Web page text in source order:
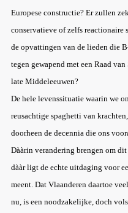
Europese constructie? Er zullen
conservatieve of zelfs reactionaire
de opvattingen van de lieden die
tegen gewapend met een Raad
late Middeleeuwen?
De hele levenssituatie waarin we
reusachtige spaghetti van
doorheen de decennia die ons
Dààrin verandering brengen om
dààr ligt de echte uitdaging voor
meent. Dat Vlaanderen daartoe
nu, is een noodzakelijke, doch